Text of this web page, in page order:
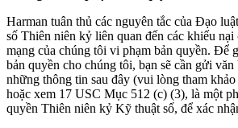
Harman tuân thủ các nguyên tắc của Đạo
số Thiên niên kỷ liên quan đến các khiếu
mạng của chúng tôi vi phạm bản quyền. Để
bản quyền cho chúng tôi, bạn sẽ cần gửi
những thông tin sau đây (vui lòng tham
hoặc xem 17 USC Mục 512 (c) (3), là một
quyền Thiên niên kỷ Kỹ thuật số, để xác